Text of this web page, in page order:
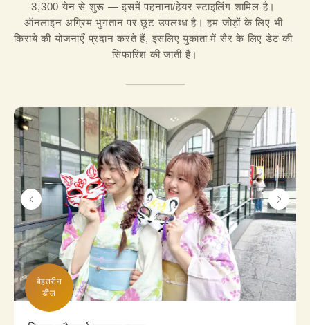
3,300 येन से शुरू — इसमें पहनाना/हेयर स्टाइलिंग शामिल है।
ऑनलाइन अग्रिम भुगतान पर छूट उपलब्ध है। हम जोड़ों के लिए भी
किराये की योजनाएँ प्रदान करते हैं, इसलिए युकाता में सैर के लिए डेट की
सिफारिश की जाती है।
बेहतरीन
डील